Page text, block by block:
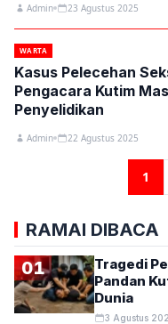
Admin 23 Agustus 2025
WARTA
Kasus Pelecehan
Pengacara Kutim
Penyelidikan
Admin 22 Agustus 2025
1
RAMAI DIBACA
01
Tragedi
Pandan
Dunia
3 Agustus